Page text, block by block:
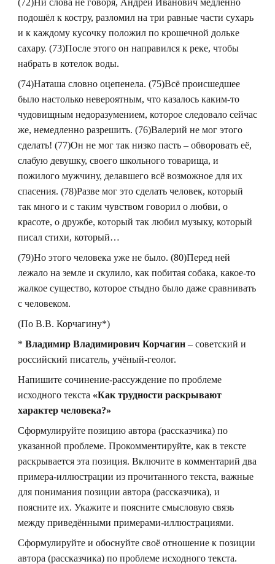
подошёл к костру, разломил на три равные части сухарь
и к каждому кусочку положил по крошечной дольке
сахару. (73)После этого он направился к реке, чтобы
набрать в котелок воды.
(74)Наташа словно оцепенела. (75)Всё происшедшее
было настолько невероятным, что казалось каким-то
чудовищным недоразумением, которое следовало сейчас
же, немедленно разрешить. (76)Валерий не мог этого
сделать! (77)Он не мог так низко пасть – обворовать её,
слабую девушку, своего школьного товарища, и
пожилого мужчину, делавшего всё возможное для их
спасения. (78)Разве мог это сделать человек, который
так много и с таким чувством говорил о любви, о
красоте, о дружбе, который так любил музыку, который
писал стихи, который…
(79)Но этого человека уже не было. (80)Перед ней
лежало на земле и скулило, как побитая собака, какое-то
жалкое существо, которое стыдно было даже сравнивать
с человеком.
(По В.В. Корчагину*)
* Владимир Владимирович Корчагин – советский и
российский писатель, учёный-геолог.
Напишите сочинение-рассуждение по проблеме
исходного текста «Как трудности раскрывают
характер человека?»
Сформулируйте позицию автора (рассказчика) по
указанной проблеме. Прокомментируйте, как в тексте
раскрывается эта позиция. Включите в комментарий два
примера-иллюстрации из прочитанного текста, важные
для понимания позиции автора (рассказчика), и
поясните их. Укажите и поясните смысловую связь
между приведёнными примерами-иллюстрациями.
Сформулируйте и обоснуйте своё отношение к позиции
автора (рассказчика) по проблеме исходного текста.